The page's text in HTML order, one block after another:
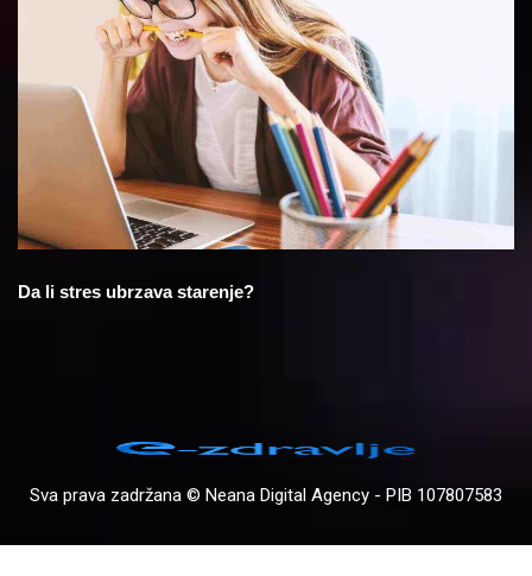
Da li stres ubrzava starenje?
Sva prava zadržana © Neana Digital Agency - PIB 107807583